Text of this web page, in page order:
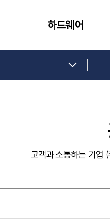
하드웨어
고객과 소통하는 기업